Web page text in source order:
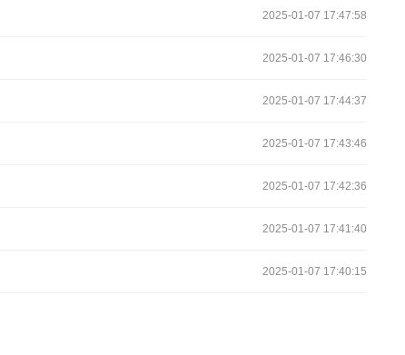
2025-01-07 17:47:58
2025-01-07 17:46:30
2025-01-07 17:44:37
2025-01-07 17:43:46
2025-01-07 17:42:36
2025-01-07 17:41:40
2025-01-07 17:40:15